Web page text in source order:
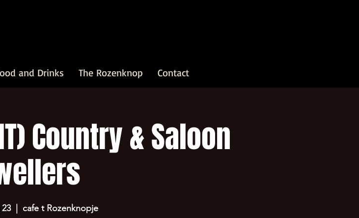
and Drinks The Rozenknop Contact
Country & Saloon
  |
cafe t Rozenknopje